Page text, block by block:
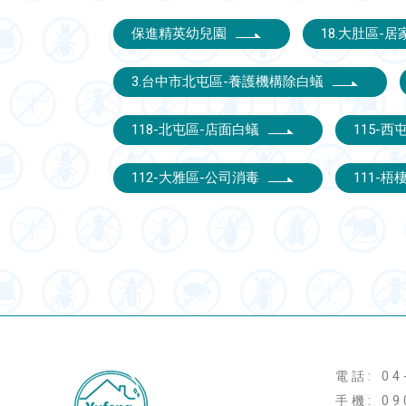
保進精英幼兒園 18.大肚區-居
3.台中市北屯區-養護機構除白蟻
118-北屯區-店面白蟻 115-西
112-大雅區-公司消毒 111-梧
電話:
手機: